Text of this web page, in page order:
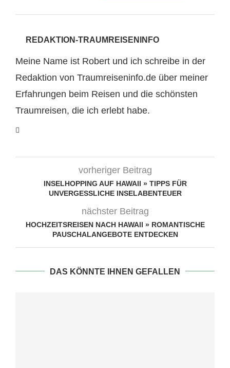
REDAKTION-TRAUMREISENINFO
Meine Name ist Robert und ich schreibe in der
Redaktion von Traumreiseninfo.de über meiner
Erfahrungen beim Reisen und die schönsten
Traumreisen, die ich erlebt habe.
vorheriger Beitrag
INSELHOPPING AUF HAWAII » TIPPS FÜR
UNVERGESSLICHE INSELABENTEUER
nächster Beitrag
HOCHZEITSREISEN NACH HAWAII » ROMANTISCHE
PAUSCHALANGEBOTE ENTDECKEN
DAS KÖNNTE IHNEN GEFALLEN